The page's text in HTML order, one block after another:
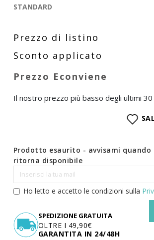
STANDARD
Il nostro prezzo più basso degli ultimi 30
Prodotto esaurito - avvisami
ritorna disponibile
Ho letto e accetto le condizioni sulla
SPEDIZIONE GRATUITA
OLTRE I 49,90€
GARANTITA IN 24/48H